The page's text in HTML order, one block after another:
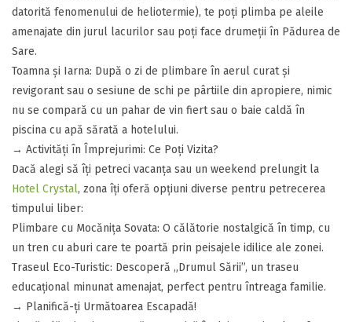
datorită fenomenului de heliotermie), te poți plimba pe aleile
amenajate din jurul lacurilor sau poți face drumeții în Pădurea de
Sare.
​Toamna și Iarna: După o zi de plimbare în aerul curat și
revigorant sau o sesiune de schi pe pârtiile din apropiere, nimic
nu se compară cu un pahar de vin fiert sau o baie caldă în
piscina cu apă sărată a hotelului.
​​→ Activități în Împrejurimi: Ce Poți Vizita?
​Dacă alegi să îți petreci vacanța sau un weekend prelungit la
Hotel Crystal, zona îți oferă opțiuni diverse pentru petrecerea
timpului liber:
​Plimbare cu Mocănița Sovata: O călătorie nostalgică în timp, cu
un tren cu aburi care te poartă prin peisajele idilice ale zonei.
​Traseul Eco-Turistic: Descoperă „Drumul Sării”, un traseu
educațional minunat amenajat, perfect pentru întreaga familie.
​→ ​Planifică-ți Următoarea Escapadă!